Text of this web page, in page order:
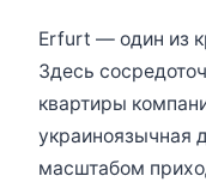
Erfurt — один из
Здесь
квартиры
украиноязычная
масштабом